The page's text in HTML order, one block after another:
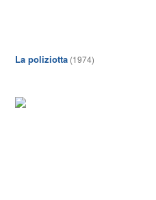
La poliziotta (1974)